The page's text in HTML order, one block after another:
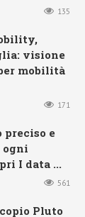
135
visione
mobilità
171
e
ogni
I data ...
561
Pluto